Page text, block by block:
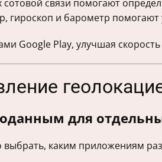
связи помогают
гироскоп и барометр
Google Play, улучшая
для
каким приложениям